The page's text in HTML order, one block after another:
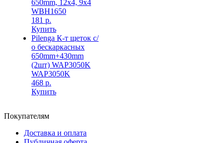
650mm, 12x4, 9x4
WBH1650
181 р.
Купить
Pilenga К-т щеток с/
о бескаркасных
650mm+430mm
(2шт) WAP3050K
WAP3050K
468 р.
Купить
Покупателям
Доставка и оплата